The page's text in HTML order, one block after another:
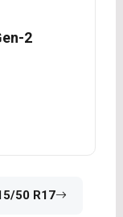
2
50 R17